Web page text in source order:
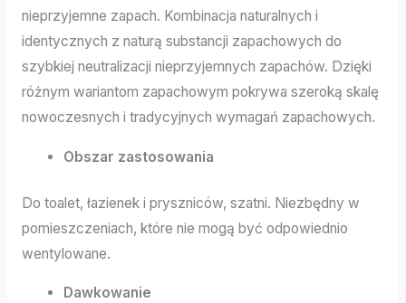
nieprzyjemne zapach. Kombinacja naturalnych i
identycznych z naturą substancji zapachowych do
szybkiej neutralizacji nieprzyjemnych zapachów. Dzięki
różnym wariantom zapachowym pokrywa szeroką skalę
nowoczesnych i tradycyjnych wymagań zapachowych.
Obszar zastosowania
Do toalet, łazienek i pryszniców, szatni. Niezbędny w
pomieszczeniach, które nie mogą być odpowiednio
wentylowane.
Dawkowanie